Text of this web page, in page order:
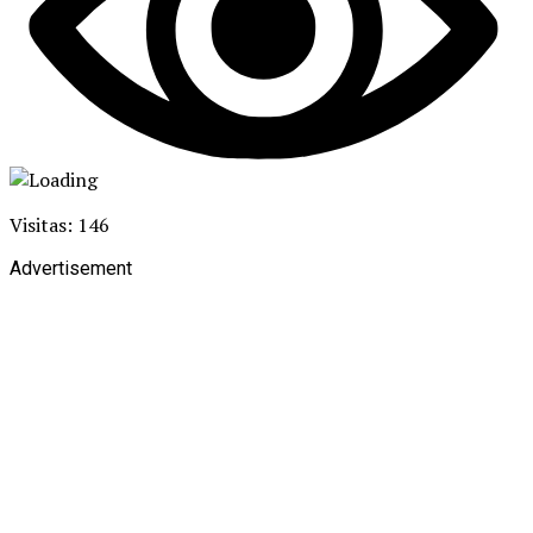
Visitas: 146
Advertisement